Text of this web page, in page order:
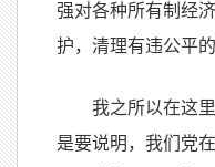
强对各种所有制经
护，清理有违公平
我之所以在这
是要说明，我们党